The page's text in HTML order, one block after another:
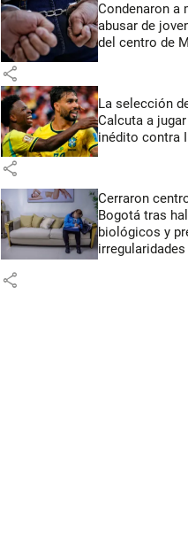
Condenaron a
abusar de
del centro de
share
La selección
Calcuta a
inédito contra
share
Cerraron
Bogotá tras
biológicos y
share